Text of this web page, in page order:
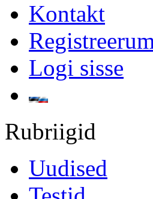
Kontakt
Logi sisse
Rubriigid
Uudised